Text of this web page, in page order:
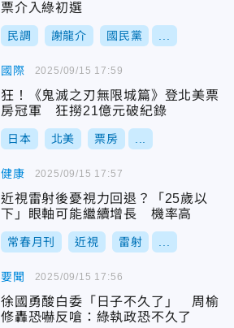
票介入綠初選
民調 謝龍介 國民黨
國際
狂！《鬼滅之刃無限城篇》登北美票
房冠軍 狂撈21億元破紀錄
日本 北美 票房
2025/09/15 17:59
健康
近視雷射後憂視力回退？「25歲以
下」眼軸可能繼續增長 機率高
常春月刊 近視 雷射
2025/09/15 17:57
要聞
徐國勇酸白委「日子不久了」 周榆
修轟恐嚇反嗆：綠執政恐不久了
2025/09/15 17:56